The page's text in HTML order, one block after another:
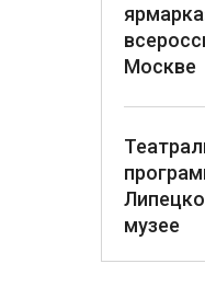
Москве
музее